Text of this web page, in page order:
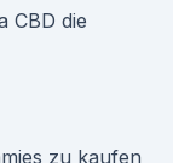
CBD die